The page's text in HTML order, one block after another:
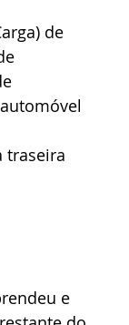
de
traseira
e